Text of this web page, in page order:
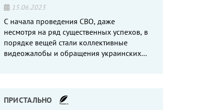
15.06.2023
С начала проведения СВО, даже
несмотря на ряд существенных успехов, в
порядке вещей стали коллективные
видеожалобы и обращения украинских
ПРИСТАЛЬНО